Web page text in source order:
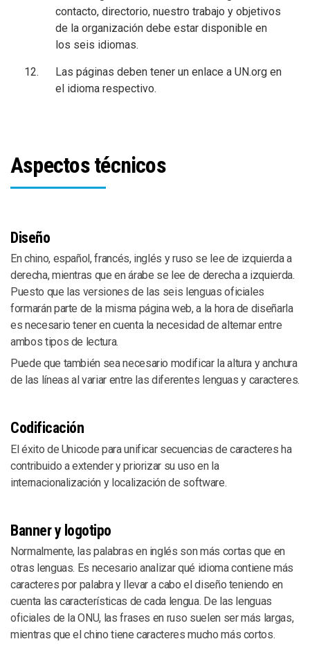
contacto, directorio, nuestro trabajo y objetivos
de la organización debe estar disponible en
los seis idiomas.
Las páginas deben tener un enlace a UN.org en
el idioma respectivo.
Aspectos técnicos
Diseño
En chino, español, francés, inglés y ruso se lee de izquierda a
derecha, mientras que en árabe se lee de derecha a izquierda.
Puesto que las versiones de las seis lenguas oficiales
formarán parte de la misma página web, a la hora de diseñarla
es necesario tener en cuenta la necesidad de alternar entre
ambos tipos de lectura.
Puede que también sea necesario modificar la altura y anchura
de las líneas al variar entre las diferentes lenguas y caracteres.
Codificación
El éxito de Unicode para unificar secuencias de caracteres ha
contribuido a extender y priorizar su uso en la
internacionalización y localización de software.
Banner y logotipo
Normalmente, las palabras en inglés son más cortas que en
otras lenguas. Es necesario analizar qué idioma contiene más
caracteres por palabra y llevar a cabo el diseño teniendo en
cuenta las características de cada lengua. De las lenguas
oficiales de la ONU, las frases en ruso suelen ser más largas,
mientras que el chino tiene caracteres mucho más cortos.